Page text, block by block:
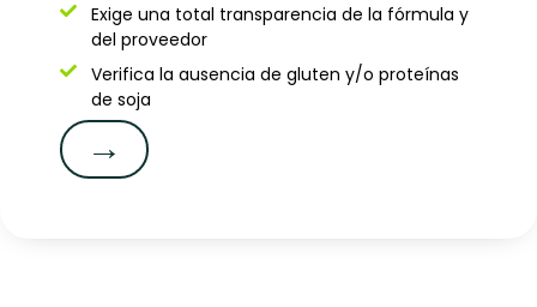
Exige una total transparencia de la fórmula y
del proveedor
Verifica la ausencia de gluten y/o proteínas
de soja
→